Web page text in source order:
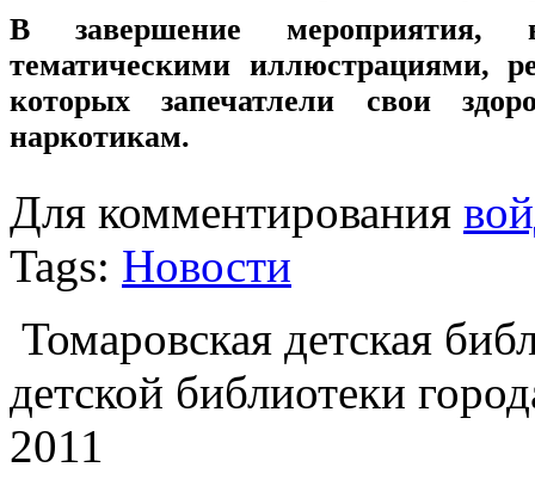
В завершение мероприятия,
тематическими иллюстрациями,
которых запечатлели свои
наркотикам.
Для комментирования
Tags: Новости
Томаровская детская
детской библиотеки
2011